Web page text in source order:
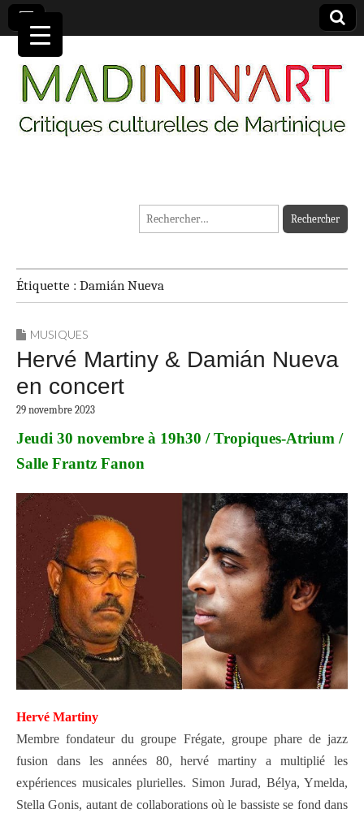
MADININ'ART
Rechercher :
Étiquette : Damián Nueva
MUSIQUES
Hervé Martiny & Damián Nueva
en concert
29 novembre 2023
Jeudi 30 novembre à 19h30 /Tropiques-Atrium /
Salle Frantz Fanon
Hervé Martiny
Membre fondateur du groupe Frégate, groupe phare de jazz
fusion dans les années 80, hervé martiny a multiplié les
expériences musicales plurielles. Simon Jurad, Bélya, Ymelda,
Stella Gonis, autant de collaborations où le bassiste se fond dans